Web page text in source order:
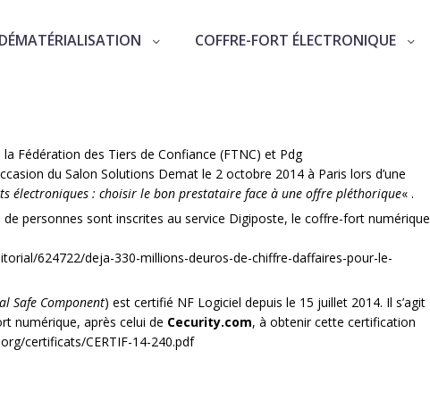
DÉMATÉRIALISATION COFFRE-FORT ÉLECTRONIQUE
numérique
Fédération des Tiers de Confiance (FTNC) et Pdg
du Salon Solutions Demat le 2 octobre 2014 à Paris lors d’une
électroniques : choisir le bon prestataire face à une offre pléthorique« .
personnes sont inscrites au service Digiposte, le coffre-fort numérique
624722/deja-330-millions-deuros-de-chiffre-daffaires-pour-le-
Safe Component) est certifié NF Logiciel depuis le 15 juillet 2014. Il s’agit
numérique, après celui de Cecurity.com, à obtenir cette certification
certificats/CERTIF-14-240.pdf